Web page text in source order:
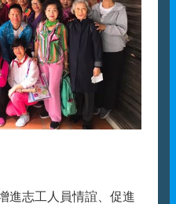
進志工人員情誼、促進